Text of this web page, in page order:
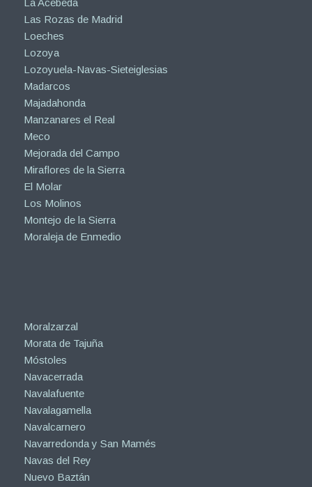
Las Rozas de Madrid
Loeches
Lozoya
Lozoyuela-Navas-Sieteiglesias
Madarcos
Majadahonda
Manzanares el Real
Meco
Mejorada del Campo
Miraflores de la Sierra
El Molar
Los Molinos
Montejo de la Sierra
Moraleja de Enmedio
Moralzarzal
Morata de Tajuña
Móstoles
Navacerrada
Navalafuente
Navalagamella
Navalcarnero
Navarredonda y San Mamés
Navas del Rey
Nuevo Baztán